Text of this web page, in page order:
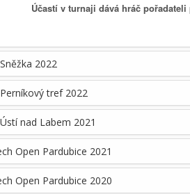
Účastí v turnaji dává hráč
2022
tref 2022
nad Labem 2021
Open Pardubice 2021
Open Pardubice 2020